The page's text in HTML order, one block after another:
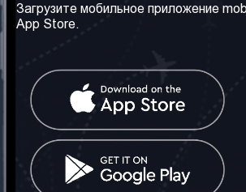
Наши сервисы
Часто
вопросы
Контакт
Грузия: Тбилиси
Телефон: +442030340050
Загрузите мобильное приложение
App Store.